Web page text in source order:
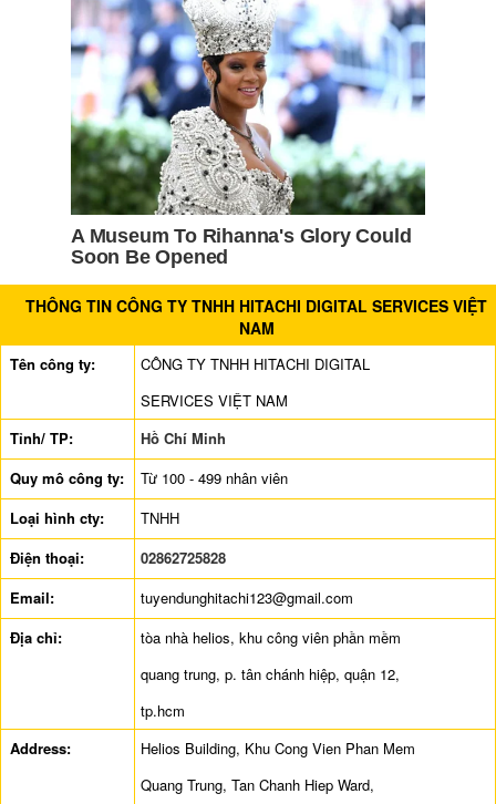
THÔNG TIN CÔNG TY TNHH HITACHI DIGITAL SERVICES VIỆT
NAM
Tên công ty:
CÔNG TY TNHH HITACHI DIGITAL
SERVICES VIỆT NAM
Tỉnh/ TP:
Hồ Chí Minh
Quy mô công ty:
Từ 100 - 499 nhân viên
Loại hình cty:
TNHH
Điện thoại:
02862725828
Email:
tuyendunghitachi123@gmail.com
Địa chỉ:
tòa nhà helios, khu công viên phần mềm
quang trung, p. tân chánh hiệp, quận 12,
tp.hcm
Address:
Helios Building, Khu Cong Vien Phan Mem
Quang Trung, Tan Chanh Hiep Ward,